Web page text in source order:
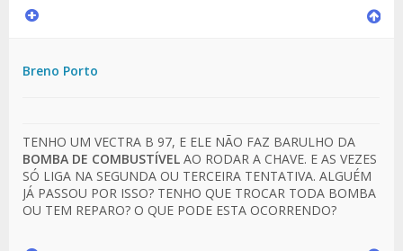
Breno Porto
TENHO UM VECTRA B 97, E ELE NÃO FAZ BARULHO DA
BOMBA DE COMBUSTÍVEL AO RODAR A CHAVE. E AS VEZES
SÓ LIGA NA SEGUNDA OU TERCEIRA TENTATIVA. ALGUÉM
JÁ PASSOU POR ISSO? TENHO QUE TROCAR TODA BOMBA
OU TEM REPARO? O QUE PODE ESTA OCORRENDO?